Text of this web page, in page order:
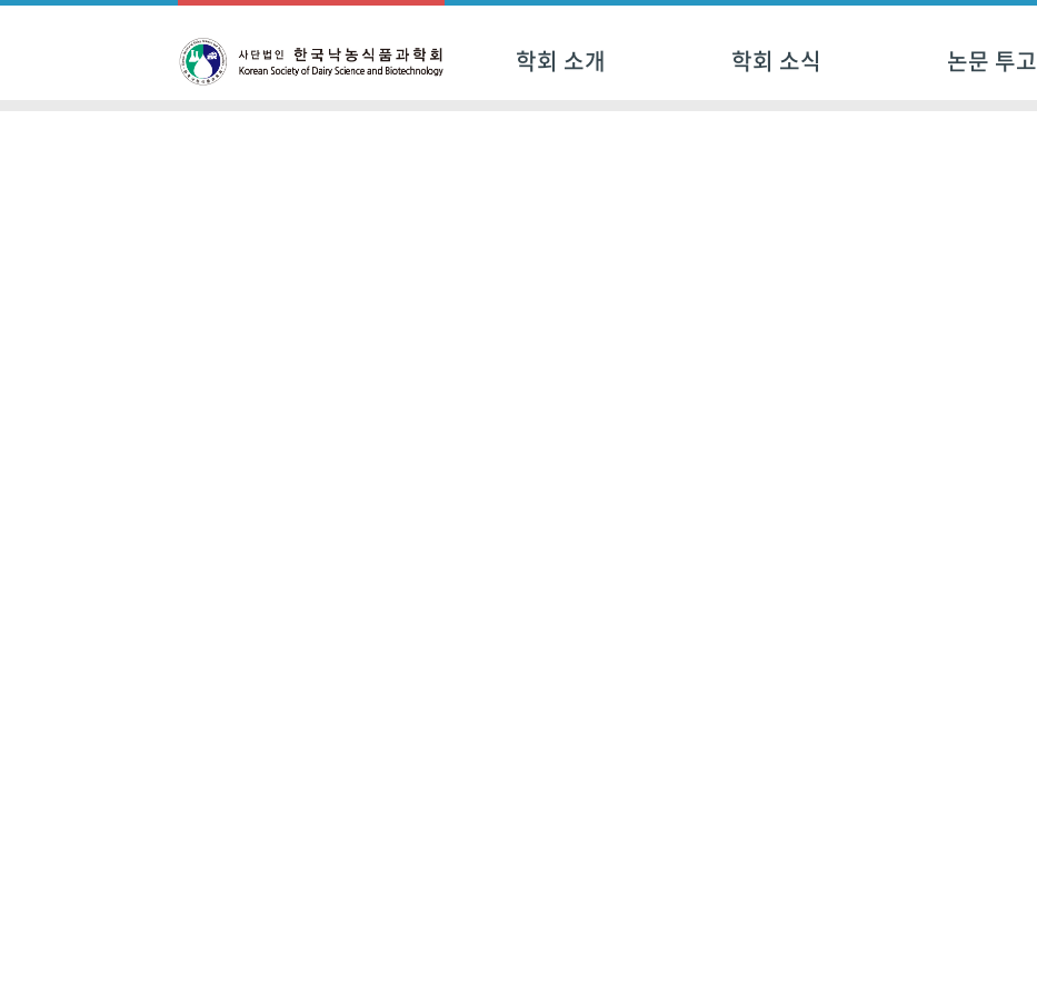
학회 소개 학회 소식 논문 투고